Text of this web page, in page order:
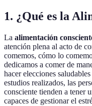
1. ¿Qué es la
La alimentación
atención plena al acto de
comemos, cómo lo
dedicamos a comer de
hacer elecciones
estudios realizados, las
consciente tienden a tener
capaces de gestionar el